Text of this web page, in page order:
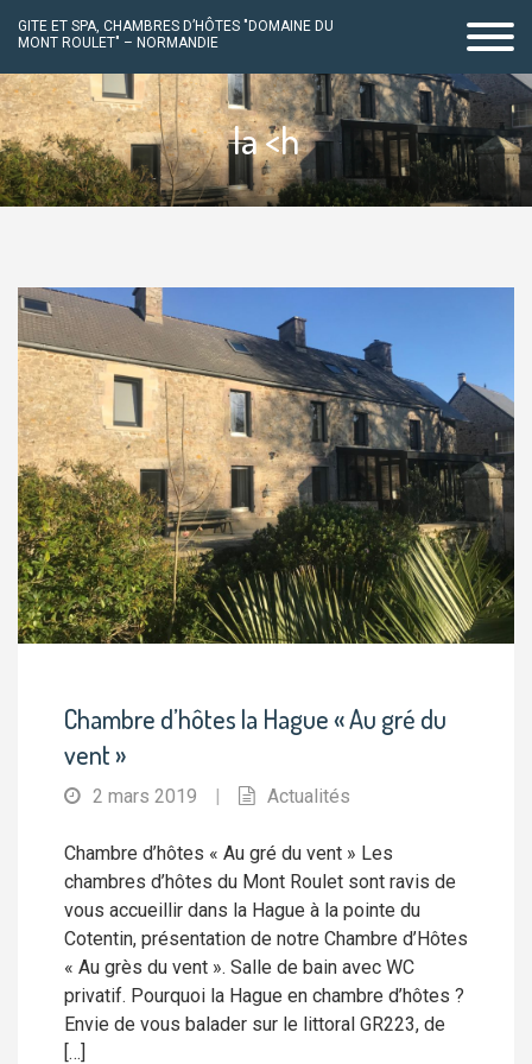
Passer
au
contenu
GITE ET SPA, CHAMBRES D’HÔTES "DOMAINE DU
MONT ROULET" – NORMANDIE
la <h
Chambre d’hôtes la Hague « Au gré du
vent »
2 mars 2019 | Actualités
Chambre d’hôtes « Au gré du vent » Les
chambres d’hôtes du Mont Roulet sont ravis de
vous accueillir dans la Hague à la pointe du
Cotentin, présentation de notre Chambre d’Hôtes
« Au grès du vent ». Salle de bain avec WC
privatif. Pourquoi la Hague en chambre d’hôtes ?
Envie de vous balader sur le littoral GR223, de
[…]